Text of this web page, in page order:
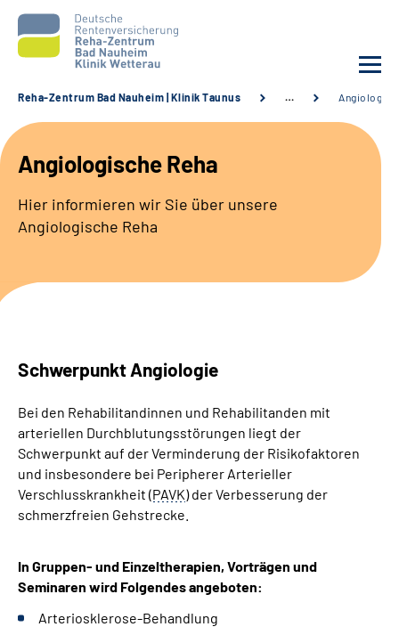
Unsere Klinik
Unsere Angebote
Service
Suche
Leichte Sprache
Gebärdensprache
Reha-Zentrum Bad Nauheim | Klinik Taunus …
Angiologische Reha
Hier informieren wir Sie über unsere
Angiologische Reha
Schwerpunkt Angiologie
Bei den Rehabilitandinnen und Rehabilitanden mit
arteriellen Durchblutungsstörungen liegt der
Schwerpunkt auf der Verminderung der Risikofaktoren
und insbesondere bei Peripherer Arterieller
Verschlusskrankheit (PAVK) der Verbesserung der
schmerzfreien Gehstrecke.
In Gruppen- und Einzeltherapien, Vorträgen und
Seminaren wird Folgendes angeboten:
Arteriosklerose-Behandlung